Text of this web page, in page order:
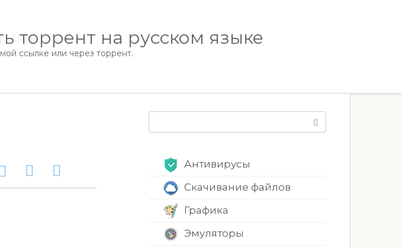
торрент на русском языке
ссылке или через торрент.
Антивирусы
Скачивание файлов
Графика
Эмуляторы